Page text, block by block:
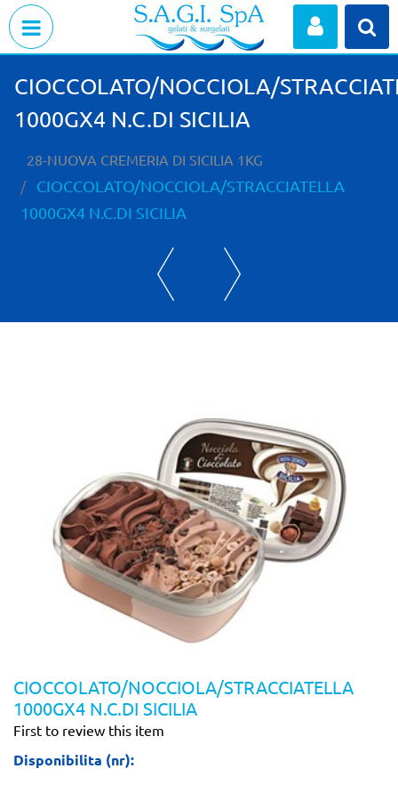
CIOCCOLATO/NOCCIOLA/
1000GX4 N.C.DI SICILIA
28-NUOVA CREMERIA DI SICILIA 1KG
CIOCCOLATO/NOCCIOLA/STRACCIATELLA
1000GX4 N.C.DI SICILIA
CIOCCOLATO/NOCCIOLA/STRACCIATELLA
1000GX4 N.C.DI SICILIA
First to review this item
Disponibilita (nr):